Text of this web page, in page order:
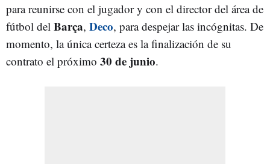
para reunirse con el jugador y con el director del área de
fútbol del Barça, Deco, para despejar las incógnitas. De
momento, la única certeza es la finalización de su
contrato el próximo 30 de junio.